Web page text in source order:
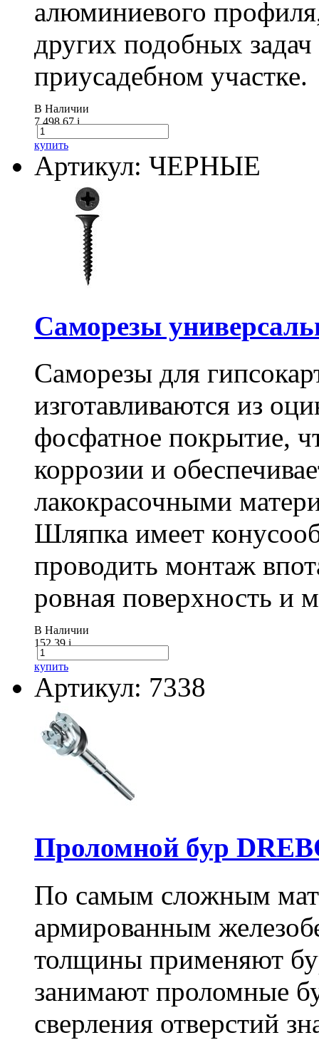
алюминиевого
других подобных
приусадебном участке.
В Наличии
7 498.67i
купить
Артикул: ЧЕРНЫЕ
Саморезы
Саморезы для
изготавливаются из
фосфатное покрытие,
коррозии и
лакокрасочными
Шляпка имеет
проводить монтаж
ровная поверхность и
В Наличии
152.39i
купить
Артикул: 7338
Проломной бур
По самым сложным
армированным
толщины применяют
занимают проломные
сверления отверстий